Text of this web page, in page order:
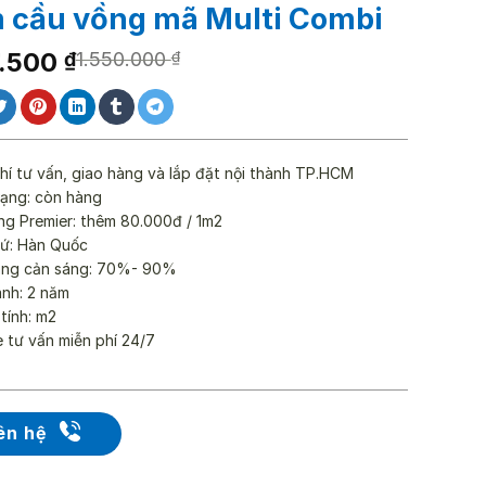
cầu vồng mã Multi Combi
1.550.000₫
₫.
₫
₫.
hệ
tư vấn, giao hàng và lắp đặt nội thành TP.HCM
còn hàng
Premier: thêm 80.000đ / 1m2
Hàn Quốc
cản sáng: 70%- 90%
2 năm
m2
tư vấn miễn phí 24/7